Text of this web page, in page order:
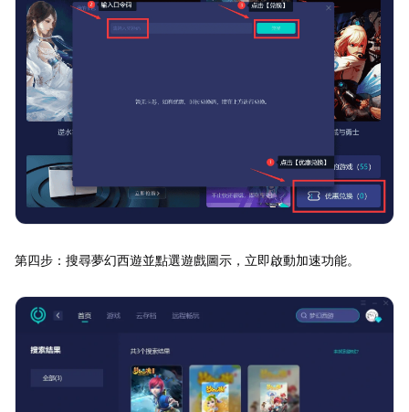
第四步：搜尋夢幻西遊並點選遊戲圖示，立即啟動加速功能。